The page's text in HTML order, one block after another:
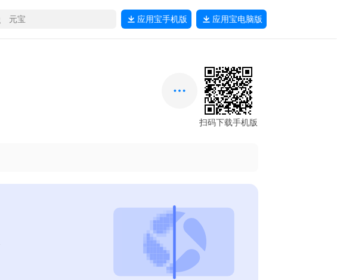
应用宝手机版 应用宝电脑版
扫码下载手机版